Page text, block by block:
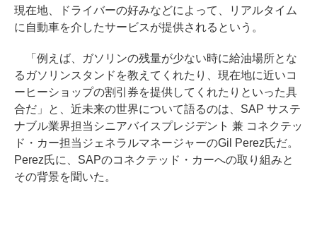
現在地、ドライバーの好みなどによって、リアルタイム
に自動車を介したサービスが提供されるという。
「例えば、ガソリンの残量が少ない時に給油場所とな
るガソリンスタンドを教えてくれたり、現在地に近いコ
ーヒーショップの割引券を提供してくれたりといった具
合だ」と、近未来の世界について語るのは、SAP サステ
ナブル業界担当シニアバイスプレジデント 兼 コネクテッ
ド・カー担当ジェネラルマネージャーのGil Perez氏だ。
Perez氏に、SAPのコネクテッド・カーへの取り組みと
その背景を聞いた。